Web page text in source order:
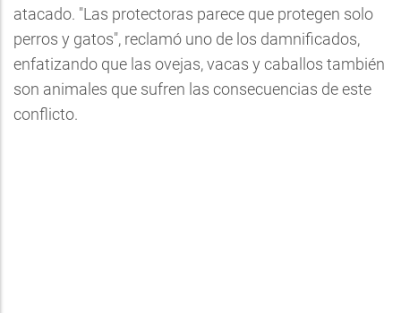
atacado. "Las protectoras parece que protegen solo
perros y gatos", reclamó uno de los damnificados,
enfatizando que las ovejas, vacas y caballos también
son animales que sufren las consecuencias de este
conflicto.